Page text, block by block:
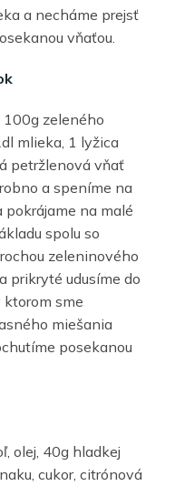
a necháme prejsť
vňaťou.
100g zeleného
mlieka, 1 lyžica
petržlenová vňať
a speníme na
pokrájame na malé
spolu so
zeleninového
prikryté udusíme do
ktorom sme
miešania
posekanou
olej, 40g hladkej
cukor, citrónová